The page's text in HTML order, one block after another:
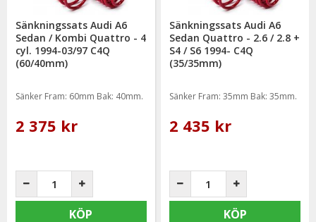
Sänkningssats Audi A6
Sedan / Kombi Quattro - 4
cyl. 1994-03/97 C4Q
(60/40mm)
Sänker Fram: 60mm Bak: 40mm.
2 375 kr
KÖP
Sänkningssats Audi A6
Sedan Quattro - 2.6 / 2.8 +
S4 / S6 1994- C4Q
(35/35mm)
Sänker Fram: 35mm Bak: 35mm.
2 435 kr
KÖP